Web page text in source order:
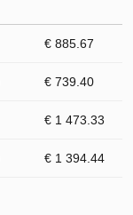
€ 885.67
€ 739.40
€ 1 473.33
€ 1 394.44